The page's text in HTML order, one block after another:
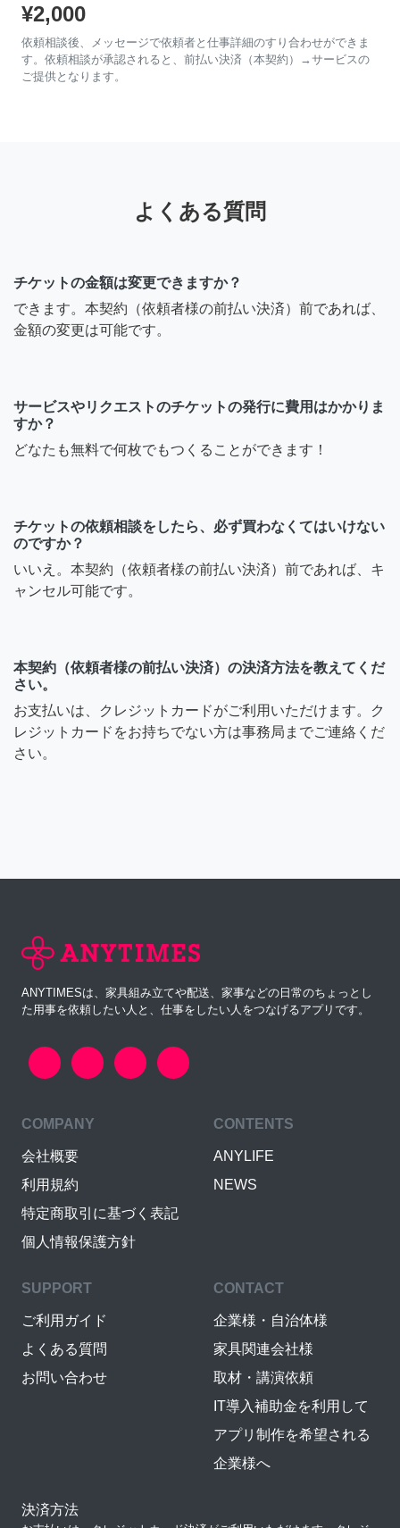
¥2,000
依頼相談後、メッセージで依頼者と仕事詳細のすり合わせができま
す。依頼相談が承認されると、前払い決済（本契約）→サービスの
ご提供となります。
よくある質問
チケットの金額は変更できますか？
できます。本契約（依頼者様の前払い決済）前であれば、
金額の変更は可能です。
サービスやリクエストのチケットの発行に費用はかかりま
すか？
どなたも無料で何枚でもつくることができます！
チケットの依頼相談をしたら、必ず買わなくてはいけない
のですか？
いいえ。本契約（依頼者様の前払い決済）前であれば、キ
ャンセル可能です。
本契約（依頼者様の前払い決済）の決済方法を教えてくだ
さい。
お支払いは、クレジットカードがご利用いただけます。ク
レジットカードをお持ちでない方は事務局までご連絡くだ
さい。
ANYTIMESは、家具組み立てや配送、家事などの日常のちょっとし
た用事を依頼したい人と、仕事をしたい人をつなげるアプリです。
COMPANY
会社概要
利用規約
特定商取引に基づく表記
個人情報保護方針
CONTENTS
ANYLIFE
NEWS
SUPPORT
ご利用ガイド
よくある質問
お問い合わせ
CONTACT
企業様・自治体様
家具関連会社様
取材・講演依頼
IT導入補助金を利用して
アプリ制作を希望される
企業様へ
決済方法